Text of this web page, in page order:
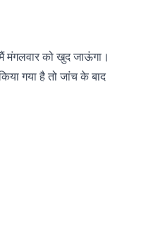
मंगलवार को खुद जाऊंगा।
गया है तो जांच के बाद